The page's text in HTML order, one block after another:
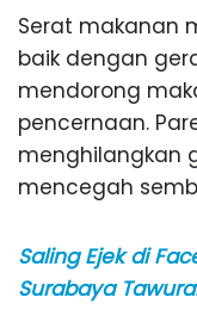
Serat makanan
baik dengan
mendorong
pencernaan.
menghilangkan
mencegah
Saling Ejek di
Surabaya